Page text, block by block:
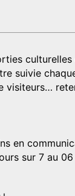
suivie
visiteurs…
en
sur 7 au